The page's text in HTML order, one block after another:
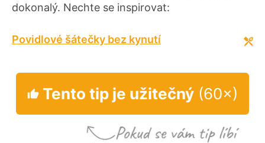
dokonalý. Nechte se inspirovat:
Povidlové šátečky bez kynutí
Tento tip je užitečný (60×)